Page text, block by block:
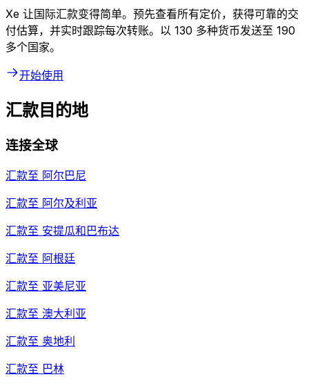
Xe 让国际汇款变得简单。预先查看所有定价，获得可靠的交
付估算，并实时跟踪每次转账。以 130 多种货币发送至 190
多个国家。
开始使用
汇款目的地
连接全球
汇款至 阿尔巴尼
汇款至 阿尔及利亚
汇款至 安提瓜和巴布达
汇款至 阿根廷
汇款至 亚美尼亚
汇款至 澳大利亚
汇款至 奥地利
汇款至 巴林